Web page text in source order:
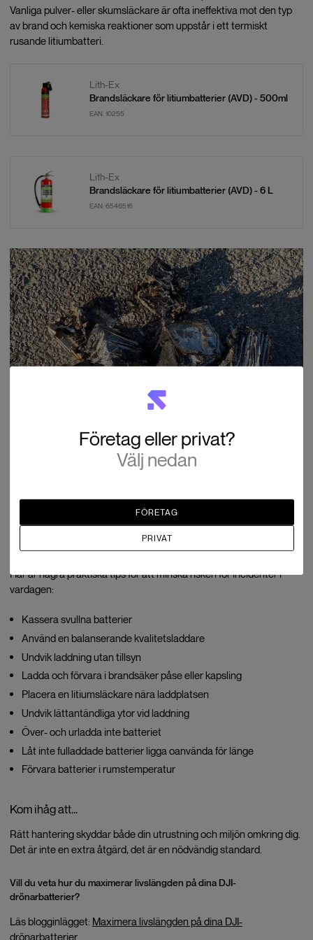
Vanliga pulver- eller skumsläckare är ofta ineffektiva mot den typ
av brand och kemiska reaktioner som uppstår i ett termiskt
rusande litiumbatteri.
Lith-Ex
Brandsläckare för litiumbatterier (AVD) - 500ml
EAN: 10255
Lith-Ex
Brandsläckare för litiumbatterier (AVD) - 6 L
EAN: 6546516
Tips för säker drönarbatterihantering
Här är några praktiska tips för att minska risken för incidenter i
vardagen:
Kassera svullna batterier
Använd en balanserande kvalitetsladdare
Undvik laddning utan tillsyn
Ladda och förvara i brandsäker påse eller kapsling
Placera en litiumsläckare nära laddplatsen
Undvik lättantändliga ytor vid laddning
Över- och urladda inte batteriet
Låt inte fulladdade batterier ligga oanvända för länge
Förvara batterier i rumstemperatur
Kom ihåg att...
Rätt hantering skyddar både din utrustning och miljön omkring dig.
Det är inte en extra åtgärd, det är en nödvändig standard.
Vill du veta hur du maximerar livslängden på dina DJI-
drönarbatterier?
Läs blogginlägget: Maximera livslängden på dina DJI-
drönarbatterier
Företag eller privat?
Välj nedan
FÖRETAG
PRIVAT